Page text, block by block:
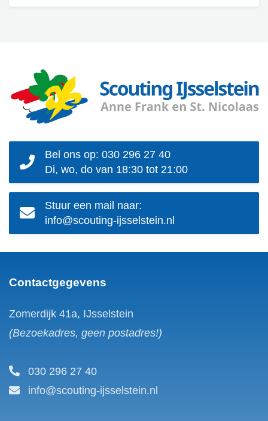
Bel ons op: 030 296 27 40
Di, wo, do van 18:30 tot 21:00
Stuur een mail naar:
info@scouting-ijsselstein.nl
Contactgegevens
Zomerdijk 41a, IJsselstein
(Bezoekadres, geen postadres!)
030 296 27 40
info@scouting-ijsselstein.nl